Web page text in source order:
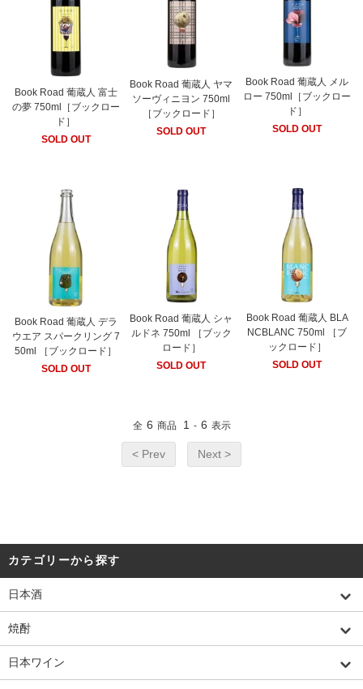
Book Road 葡蔵人 富士
の夢 750ml［ブックロー
ド］
SOLD OUT
Book Road 葡蔵人 ヤマ
ソーヴィニヨン 750ml
［ブックロード］
SOLD OUT
Book Road 葡蔵人 メル
ロー 750ml［ブックロー
ド］
SOLD OUT
Book Road 葡蔵人 デラ
ウエア スパークリング 7
50ml ［ブックロード］
SOLD OUT
Book Road 葡蔵人 シャ
ルドネ 750ml ［ブック
ロード］
SOLD OUT
Book Road 葡蔵人 BLA
NCBLANC 750ml ［ブ
ックロード］
SOLD OUT
全 6 商品 1 - 6 表示
< Prev Next >
カテゴリーから探す
日本酒
焼酎
日本ワイン